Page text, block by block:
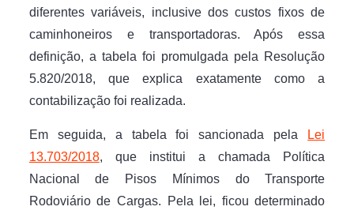
diferentes variáveis, inclusive dos custos fixos de
caminhoneiros e transportadoras. Após essa
definição, a tabela foi promulgada pela Resolução
5.820/2018, que explica exatamente como a
contabilização foi realizada.
Em seguida, a tabela foi sancionada pela
Lei
13.703/2018, que institui a chamada Política
Nacional de Pisos Mínimos do Transporte
Rodoviário de Cargas. Pela lei, ficou determinado